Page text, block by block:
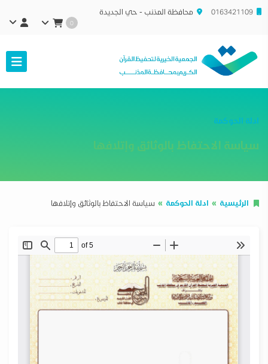
0163421109 محافظة المذنب - حي الجديدة
0
ادلة الحوكمة
سياسة الاحتفاظ بالوثائق وإتلافها
الرئيسية ادلة الحوكمة سياسة الاحتفاظ بالوثائق وإتلافها